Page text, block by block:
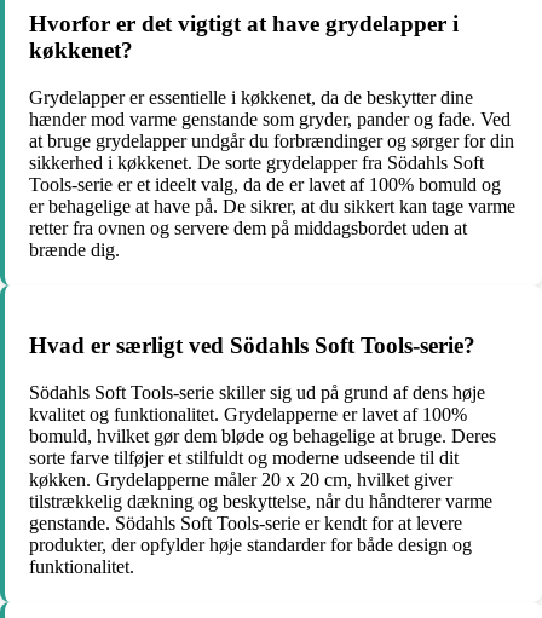
Hvorfor er det vigtigt at have grydelapper i
køkkenet?
Grydelapper er essentielle i køkkenet, da de beskytter dine
hænder mod varme genstande som gryder, pander og fade. Ved
at bruge grydelapper undgår du forbrændinger og sørger for din
sikkerhed i køkkenet. De sorte grydelapper fra Södahls Soft
Tools-serie er et ideelt valg, da de er lavet af 100% bomuld og
er behagelige at have på. De sikrer, at du sikkert kan tage varme
retter fra ovnen og servere dem på middagsbordet uden at
brænde dig.
Hvad er særligt ved Södahls Soft Tools-serie?
Södahls Soft Tools-serie skiller sig ud på grund af dens høje
kvalitet og funktionalitet. Grydelapperne er lavet af 100%
bomuld, hvilket gør dem bløde og behagelige at bruge. Deres
sorte farve tilføjer et stilfuldt og moderne udseende til dit
køkken. Grydelapperne måler 20 x 20 cm, hvilket giver
tilstrækkelig dækning og beskyttelse, når du håndterer varme
genstande. Södahls Soft Tools-serie er kendt for at levere
produkter, der opfylder høje standarder for både design og
funktionalitet.